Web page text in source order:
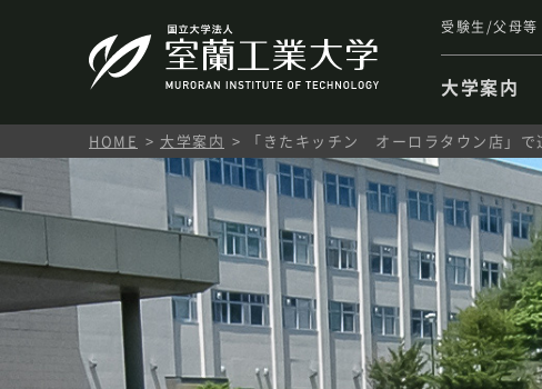
受験生/父母等
大学案内
HOME 大学案内 「きたキッチン オーロラタウン店」